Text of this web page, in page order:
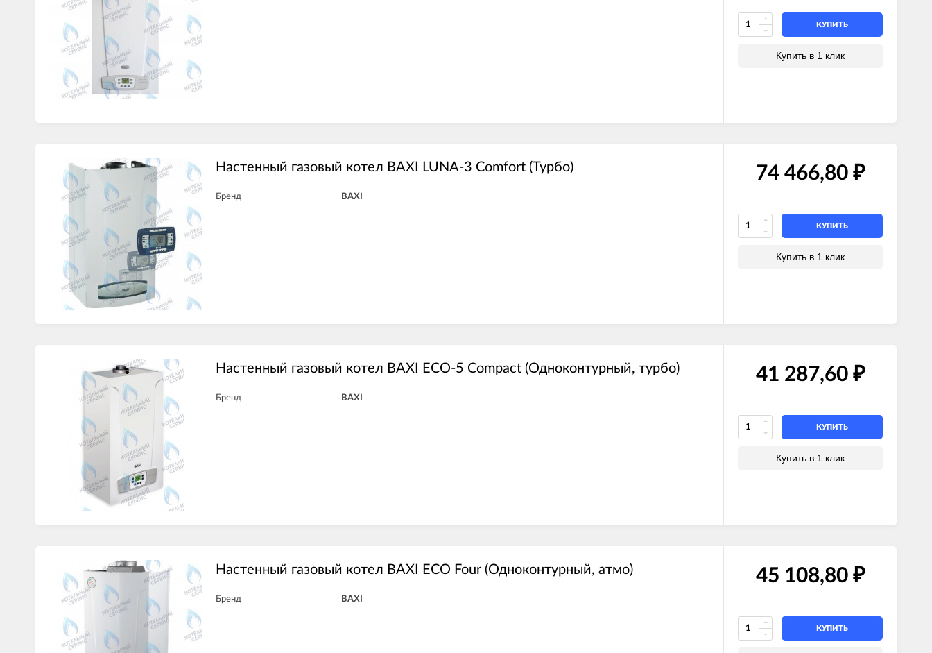
КУПИТЬ
Купить в 1 клик
Настенный газовый котел BAXI LUNA-3 Comfort (Турбо)
Бренд BAXI
74 466,80 ₽
КУПИТЬ
Купить в 1 клик
Настенный газовый котел BAXI ECO-5 Compact (Одноконтурный, турбо)
Бренд BAXI
41 287,60 ₽
КУПИТЬ
Купить в 1 клик
Настенный газовый котел BAXI ECO Four (Одноконтурный, атмо)
Бренд BAXI
45 108,80 ₽
КУПИТЬ